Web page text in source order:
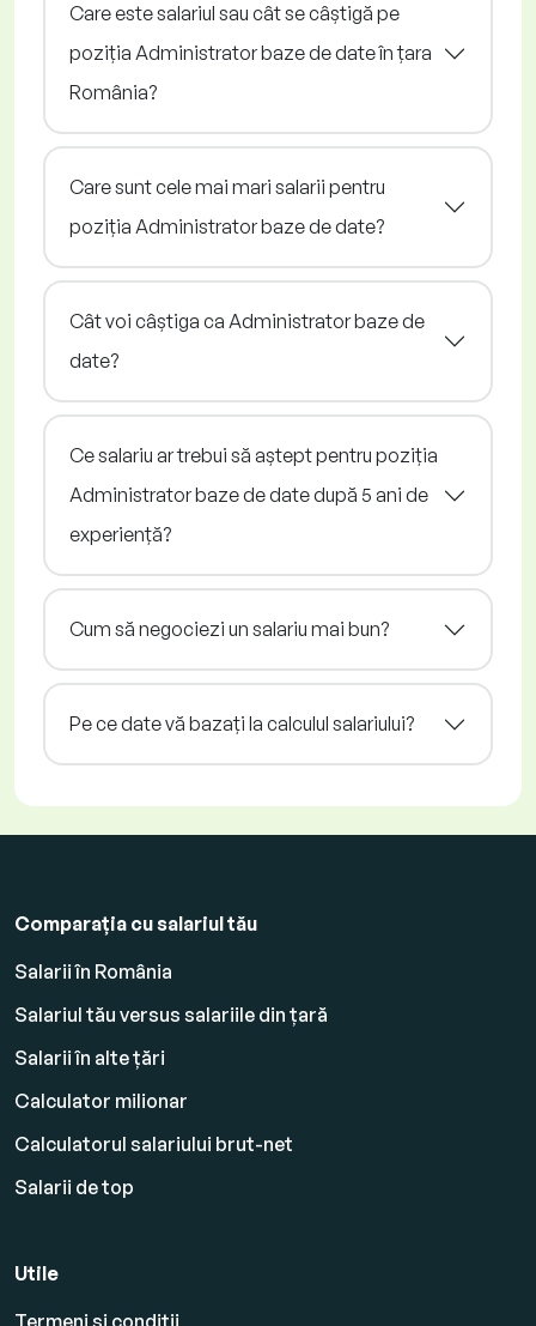
Care este salariul sau cât se câștigă pe
poziția Administrator baze de date în țara
România?
Care sunt cele mai mari salarii pentru
poziția Administrator baze de date?
Cât voi câștiga ca Administrator baze de
date?
Ce salariu ar trebui să aștept pentru poziția
Administrator baze de date după 5 ani de
experiență?
Cum să negociezi un salariu mai bun?
Pe ce date vă bazați la calculul salariului?
Comparația cu salariul tău
Salarii în România
Salariul tău versus salariile din țară
Salarii în alte țări
Calculator milionar
Calculatorul salariului brut-net
Salarii de top
Utile